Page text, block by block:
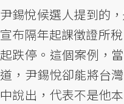
尹錫悅候選人提到的
宣布隔年起課徵證所
起跌停。這個案例，
道，尹錫悅卻能將台
中說出，代表不是他